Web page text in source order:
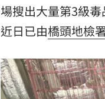
場搜出大量第3級
近日已由橋頭地檢